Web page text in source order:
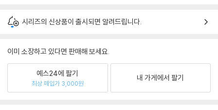
시리즈의 신상품이 출시되면 알려드립니다.
이미 소장하고 있다면 판매해 보세요.
예스24에 팔기
최상 매입가 3,000원
내 가게에서 팔기